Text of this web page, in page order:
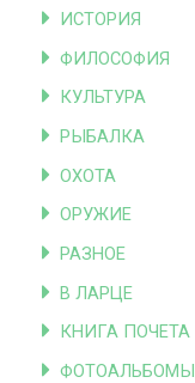
ИСТОРИЯ
ФИЛОСОФИЯ
КУЛЬТУРА
РЫБАЛКА
ОХОТА
ОРУЖИЕ
РАЗНОЕ
В ЛАРЦЕ
КНИГА ПОЧЕТА
ФОТОАЛЬБОМЫ